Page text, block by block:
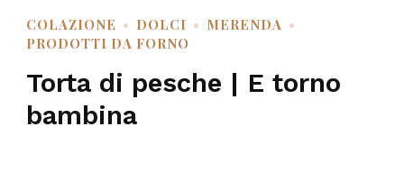
COLAZIONE DOLCI
MERENDA
PRODOTTI DA FORNO
Torta di pesche | E torno
bambina